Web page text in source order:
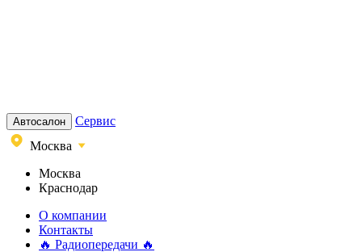
Автосалон
Сервис
Москва
Москва
Краснодар
О компании
Контакты
🔥 Радиопередачи 🔥